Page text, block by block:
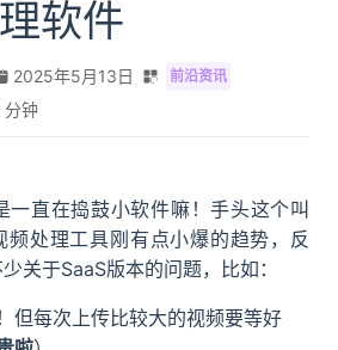
软件
2025年5月13日 前沿资讯
分钟
一直在捣鼓小软件嘛！手头这个叫
new window
频处理工具刚有点小爆的趋势，反
关于SaaS版本的问题，比如：
但每次上传比较大的视频要等好